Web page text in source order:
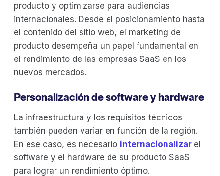
producto y optimizarse para audiencias
internacionales. Desde el posicionamiento hasta
el contenido del sitio web, el marketing de
producto desempeña un papel fundamental en
el rendimiento de las empresas SaaS en los
nuevos mercados.
Personalización de software y hardware
La infraestructura y los requisitos técnicos
también pueden variar en función de la región.
En ese caso, es necesario internacionalizar el
software y el hardware de su producto SaaS
para lograr un rendimiento óptimo.